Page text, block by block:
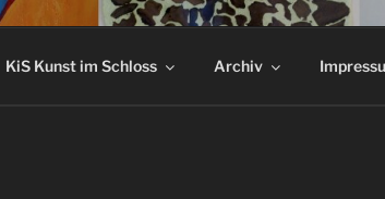
KiS Kunst im Schloss Archiv